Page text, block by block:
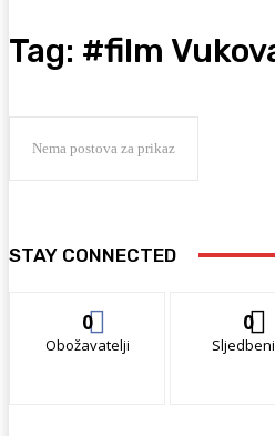
Tag: #film
Nema postova za prikaz
STAY CONNECTED
0
Obožavatelji
0